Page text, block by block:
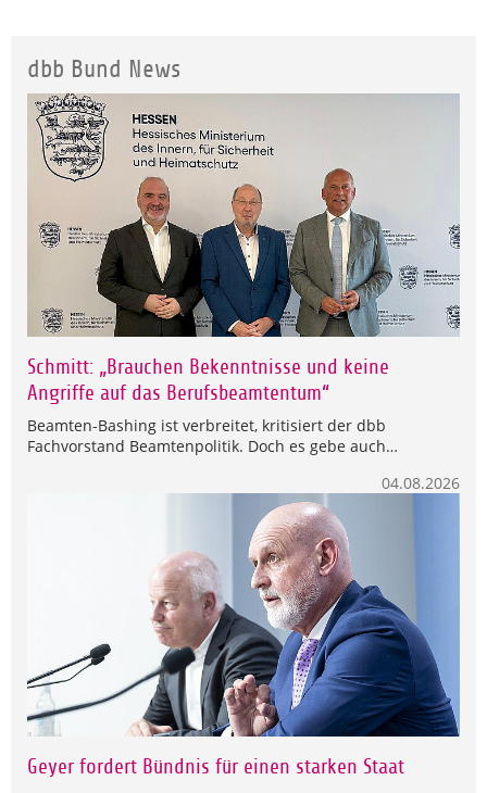
dbb Bund News
Schmitt: „Brauchen Bekenntnisse und keine
Angriffe auf das Berufsbeamtentum“
Beamten-Bashing ist verbreitet, kritisiert der dbb
Fachvorstand Beamtenpolitik. Doch es gebe auch…
04.08.2026
Geyer fordert Bündnis für einen starken Staat